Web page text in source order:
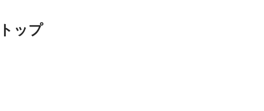
ップ